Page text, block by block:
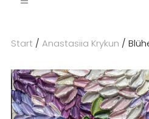
Start / Anastasiia Krykun /